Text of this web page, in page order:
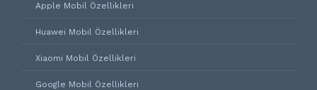
Apple Mobil Özellikleri
Huawei Mobil Özellikleri
Xiaomi Mobil Özellikleri
Google Mobil Özellikleri